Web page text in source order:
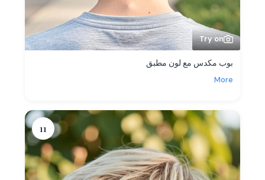
Try on
بوب مكدس مع لون مطبق
More
11